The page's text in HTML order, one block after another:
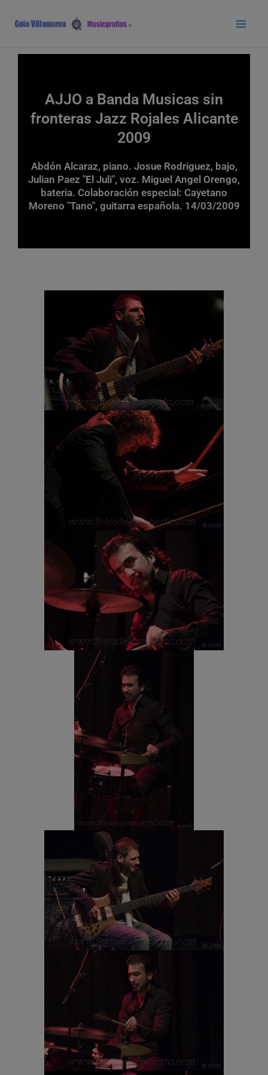
contenido
AJJO a Banda Musicas sin
fronteras Jazz Rojales Alicante
2009
Abdón Alcaraz, piano. Josue Rodriguez, bajo,
Julian Paez "El Juli", voz. Miguel Angel Orengo,
bateria. Colaboración especial: Cayetano
Moreno "Tano", guitarra española. 14/03/2009